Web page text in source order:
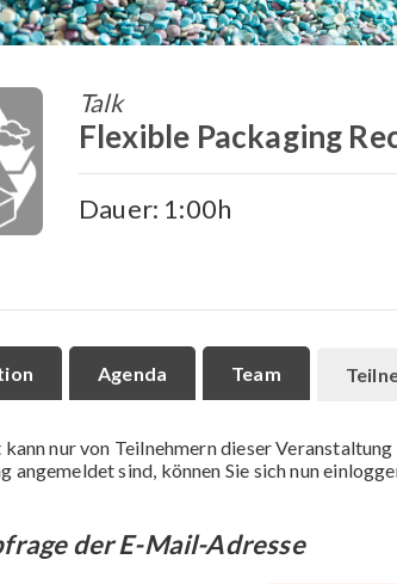
Talk
Flexible Packaging
Dauer: 1:00h
Agenda Team
nur von Teilnehmern dieser
angemeldet sind, können Sie sich nun
der E-Mail-Adresse